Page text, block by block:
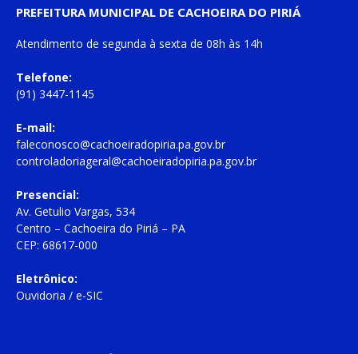
PREFEITURA MUNICIPAL DE CACHOEIRA DO PIRIÁ
Atendimento de segunda à sexta de 08h às 14h
Telefone:
(91) 3447-1145
E-mail:
faleconosco@cachoeiradopiria.pa.gov.br
controladoriageral@cachoeiradopiria.pa.gov.br
Presencial:
Av. Getulio Vargas, 534
Centro – Cachoeira do Piriá – PA
CEP: 68617-000
Eletrônico:
Ouvidoria / e-SIC